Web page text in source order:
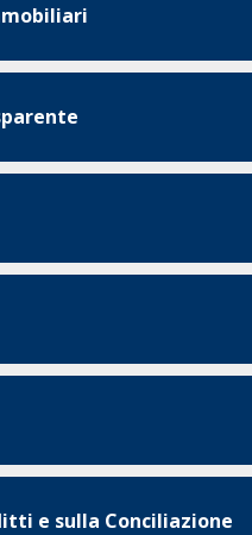
e sulla Conciliazione